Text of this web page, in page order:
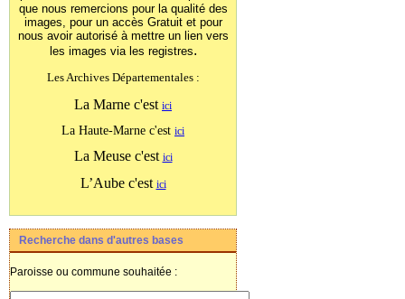
que nous remercions pour la qualité des
images, pour un accès Gratuit et pour
nous avoir autorisé à mettre un lien vers
les images via les registres.
Les Archives Départementales :
La Marne c'est ici
La Haute-Marne c'est ici
La Meuse c'est ici
L’Aube c'est ici
Recherche dans d'autres bases
Paroisse ou commune souhaitée :